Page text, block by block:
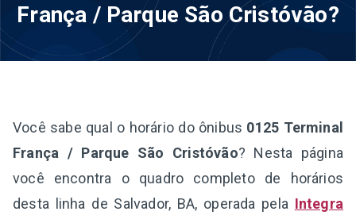
França / Parque São Cristóvão?
Você sabe qual o horário do ônibus 0125 Terminal
França / Parque São Cristóvão? Nesta página
você encontra o quadro completo de horários
desta linha de Salvador, BA, operada pela Integra